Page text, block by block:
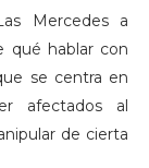
Mercedes a
qué hablar con
se centra en
afectados al
de cierta